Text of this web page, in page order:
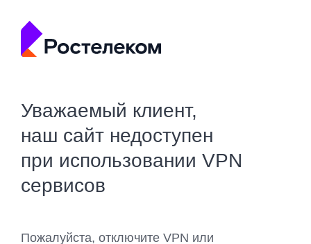
Уважаемый клиент,
наш сайт недоступен
при использовании VPN
сервисов
Пожалуйста, отключите VPN или